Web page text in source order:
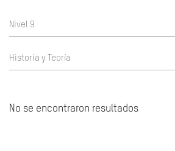
Nivel 9
Historia y Teoría
No se encontraron resultados